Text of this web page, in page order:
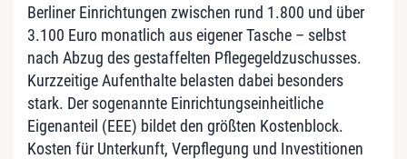
Berliner Einrichtungen zwischen rund 1.800 und über
3.100 Euro monatlich aus eigener Tasche – selbst
nach Abzug des gestaffelten Pflegegeldzuschusses.
Kurzzeitige Aufenthalte belasten dabei besonders
stark. Der sogenannte Einrichtungseinheitliche
Eigenanteil (EEE) bildet den größten Kostenblock.
Kosten für Unterkunft, Verpflegung und Investitionen